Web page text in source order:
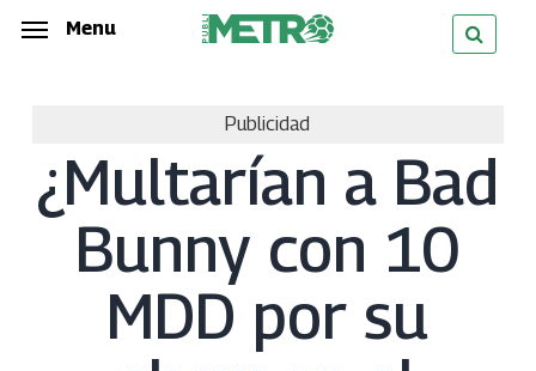
Skip
Menu
Publicidad
¿Multarían a Bad
Bunny con 10
MDD por su
Menu